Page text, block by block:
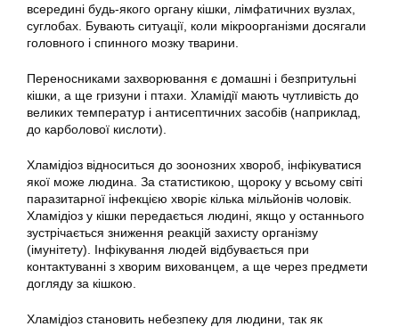
всередині будь-якого органу кішки, лімфатичних вузлах,
суглобах. Бувають ситуації, коли мікроорганізми досягали
головного і спинного мозку тварини.
Переносниками захворювання є домашні і безпритульні
кішки, а ще гризуни і птахи. Хламідії мають чутливість до
великих температур і антисептичних засобів (наприклад,
до карболової кислоти).
Хламідіоз відноситься до зоонозних хвороб, інфікуватися
якої може людина. За статистикою, щороку у всьому світі
паразитарної інфекцією хворіє кілька мільйонів чоловік.
Хламідіоз у кішки передається людині, якщо у останнього
зустрічається зниження реакцій захисту організму
(імунітету). Інфікування людей відбувається при
контактуванні з хворим вихованцем, а ще через предмети
догляду за кішкою.
Хламідіоз становить небезпеку для людини, так як